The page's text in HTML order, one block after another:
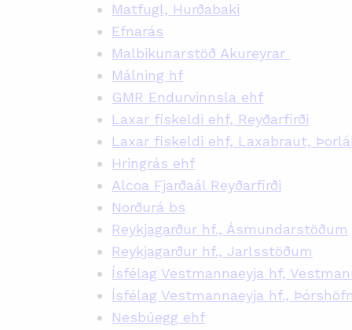
Matfugl, Hurðabaki
Efnarás
Malbikunarstöð Akureyrar
Málning hf
GMR Endurvinnsla ehf
Laxar fiskeldi ehf, Reyðarfirði
Laxar fiskeldi ehf, Laxabraut,
Hringrás ehf
Alcoa Fjarðaál Reyðarfirði
Norðurá bs
Reykjagarður hf., Ásmundarstöðum
Reykjagarður hf., Jarlsstöðum
Ísfélag Vestmannaeyja hf,
Ísfélag Vestmannaeyja hf., Þórshöfn
Nesbúegg ehf